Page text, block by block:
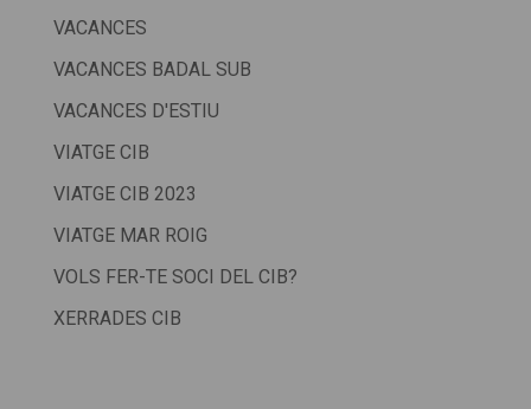
VACANCES
VACANCES BADAL SUB
VACANCES D'ESTIU
VIATGE CIB
VIATGE CIB 2023
VIATGE MAR ROIG
VOLS FER-TE SOCI DEL CIB?
XERRADES CIB